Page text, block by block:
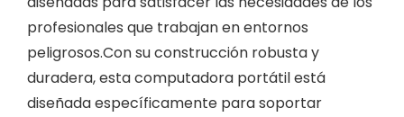
profesionales que trabajan en entornos
peligrosos.Con su construcción robusta y
duradera, esta computadora portátil está
diseñada específicamente para soportar